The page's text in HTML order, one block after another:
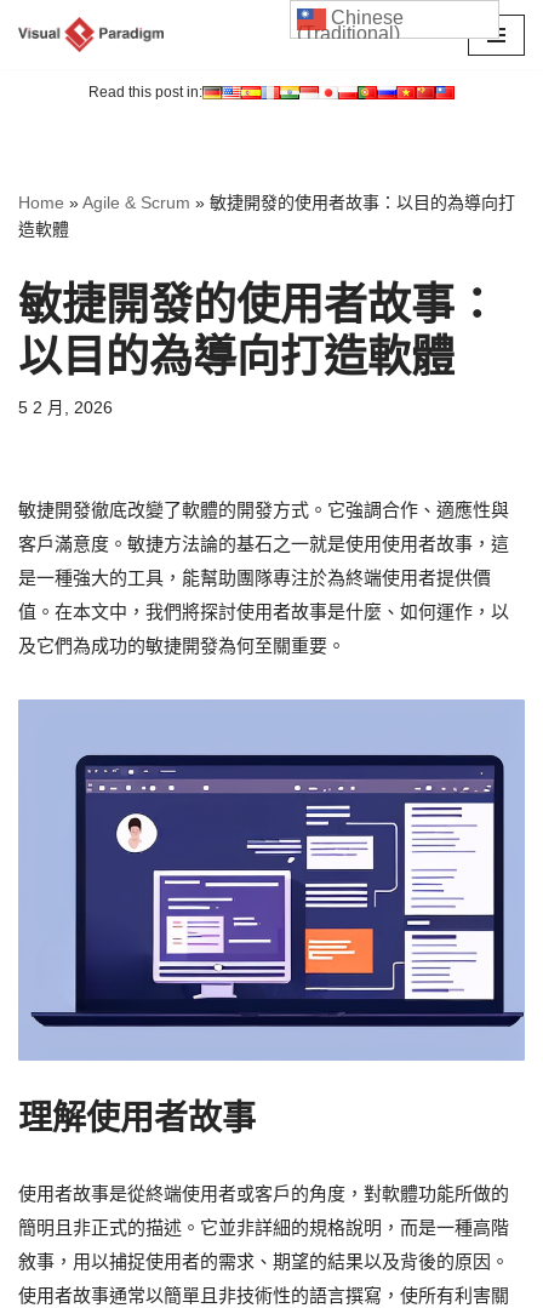
Read this post in:
Home »Agile & Scrum » 敏捷開發的使用者故事：以目的為導向打
造軟體
敏捷開發的使用者故事：
以目的為導向打造軟體
5 2 月, 2026
敏捷開發徹底改變了軟體的開發方式。它強調合作、適應性與
客戶滿意度。敏捷方法論的基石之一就是使用使用者故事，這
是一種強大的工具，能幫助團隊專注於為終端使用者提供價
值。在本文中，我們將探討使用者故事是什麼、如何運作，以
及它們為成功的敏捷開發為何至關重要。
理解使用者故事
使用者故事是從終端使用者或客戶的角度，對軟體功能所做的
簡明且非正式的描述。它並非詳細的規格說明，而是一種高階
敘事，用以捕捉使用者的需求、期望的結果以及背後的原因。
使用者故事通常以簡單且非技術性的語言撰寫，使所有利害關
Chinese
(Traditional)